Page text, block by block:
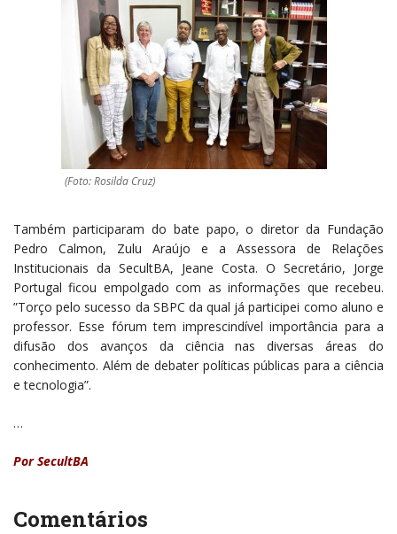
(Foto: Rosilda Cruz)
Também participaram do bate papo, o diretor da Fundação
Pedro Calmon, Zulu Araújo e a Assessora de Relações
Institucionais da SecultBA, Jeane Costa. O Secretário, Jorge
Portugal ficou empolgado com as informações que recebeu.
”Torço pelo sucesso da SBPC da qual já participei como aluno e
professor. Esse fórum tem imprescindível importância para a
difusão dos avanços da ciência nas diversas áreas do
conhecimento. Além de debater políticas públicas para a ciência
e tecnologia”.
…
Por SecultBA
Comentários